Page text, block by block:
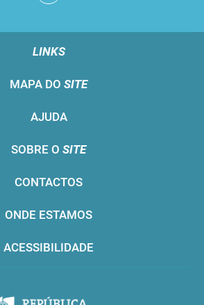
LINKS
MAPA DO SITE
AJUDA
SOBRE O SITE
CONTACTOS
ONDE ESTAMOS
ACESSIBILIDADE